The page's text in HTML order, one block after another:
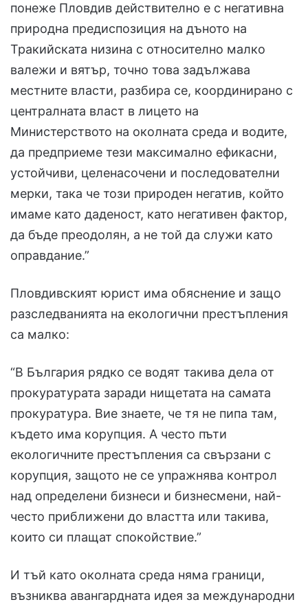
понеже Пловдив действително е с негативна
природна предиспозиция на дъното на
Тракийската низина с относително малко
валежи и вятър, точно това задължава
местните власти, разбира се, координирано с
централната власт в лицето на
Министерството на околната среда и водите,
да предприеме тези максимално ефикасни,
устойчиви, целенасочени и последователни
мерки, така че този природен негатив, който
имаме като даденост, като негативен фактор,
да бъде преодолян, а не той да служи като
оправдание.”
Пловдивският юрист има обяснение и защо
разследванията на екологични престъпления
са малко:
“В България рядко се водят такива дела от
прокуратурата заради нищетата на самата
прокуратура. Вие знаете, че тя не пипа там,
където има корупция. А често пъти
екологичните престъпления са свързани с
корупция, защото не се упражнява контрол
над определени бизнеси и бизнесмени, най-
често приближени до властта или такива,
които си плащат спокойствие.”
И тъй като околната среда няма граници,
възниква авангардната идея за международни